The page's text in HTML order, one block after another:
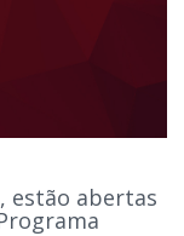
estão abertas